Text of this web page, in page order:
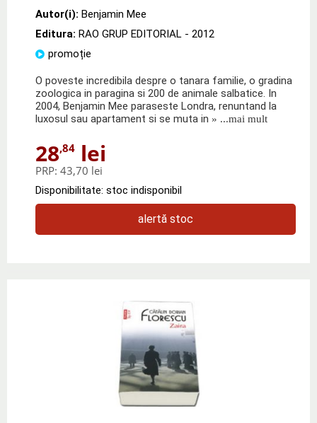
Autor(i): Benjamin Mee
Editura: RAO GRUP EDITORIAL - 2012
promoție
O poveste incredibila despre o tanara familie, o gradina
zoologica in paragina si 200 de animale salbatice. In
2004, Benjamin Mee paraseste Londra, renuntand la
luxosul sau apartament si se muta in » ...mai mult
28,84 lei
PRP: 43,70 lei
Disponibilitate: stoc indisponibil
alertă stoc